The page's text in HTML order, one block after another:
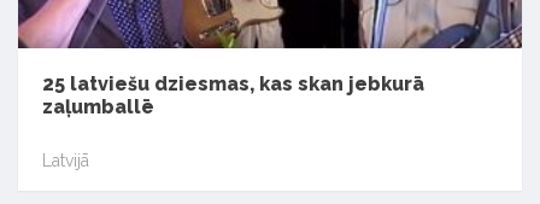
25 latviešu dziesmas, kas skan jebkurā
zaļumballē
Latvijā